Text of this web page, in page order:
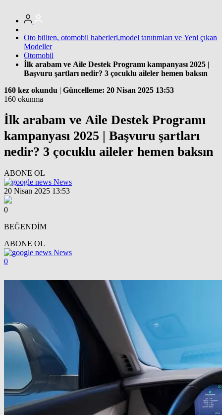
Oto bülten, otomobil haberleri,model tanıtımları ve Yeni çıkan
Modeller
Otomobil
İlk arabam ve Aile Destek Programı kampanyası 2025 |
Başvuru şartları nedir? 3 çocuklu aileler hemen baksın
160 kez okundu | Güncelleme: 20 Nisan 2025 13:53
160 okunma
İlk arabam ve Aile Destek Programı
kampanyası 2025 | Başvuru şartları
nedir? 3 çocuklu aileler hemen baksın
ABONE OL
News
20 Nisan 2025 13:53
0
BEĞENDİM
ABONE OL
News
0